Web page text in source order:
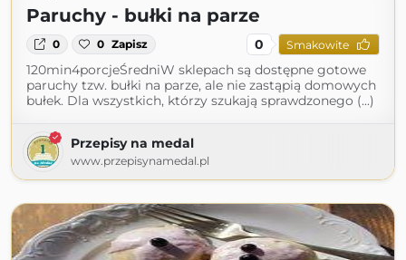
Paruchy - bułki na parze
0 0 Zapisz 0 Smakowite
120min4porcjeŚredniW sklepach są dostępne gotowe
paruchy tzw. bułki na parze, ale nie zastąpią domowych
bułek. Dla wszystkich, którzy szukają sprawdzonego (...)
Przepisy na medal
www.przepisynamedal.pl